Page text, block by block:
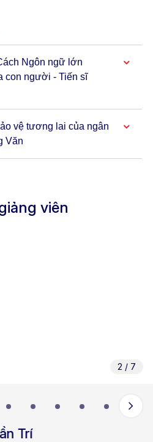
Ngôn ngữ lớn
con người - Tiến sĩ
vệ tương lai của ngân
Văn
viên
Trí
2 / 7